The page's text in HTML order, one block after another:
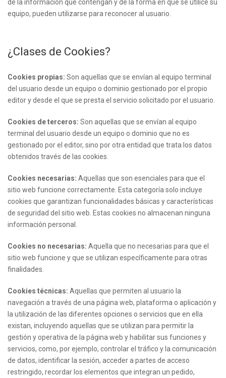
de la información que contengan y de la forma en que se utilice su
equipo, pueden utilizarse para reconocer al usuario.
¿Clases de Cookies?
Cookies propias: Son aquellas que se envían al equipo terminal
del usuario desde un equipo o dominio gestionado por el propio
editor y desde el que se presta el servicio solicitado por el usuario.
Cookies de terceros: Son aquellas que se envían al equipo
terminal del usuario desde un equipo o dominio que no es
gestionado por el editor, sino por otra entidad que trata los datos
obtenidos través de las cookies.
Cookies necesarias: Aquellas que son esenciales para que el
sitio web funcione correctamente. Esta categoría solo incluye
cookies que garantizan funcionalidades básicas y características
de seguridad del sitio web. Estas cookies no almacenan ninguna
información personal.
Cookies no necesarias: Aquella que no necesarias para que el
sitio web funcione y que se utilizan específicamente para otras
finalidades.
Cookies técnicas: Aquellas que permiten al usuario la
navegación a través de una página web, plataforma o aplicación y
la utilización de las diferentes opciones o servicios que en ella
existan, incluyendo aquellas que se utilizan para permitir la
gestión y operativa de la página web y habilitar sus funciones y
servicios, como, por ejemplo, controlar el tráfico y la comunicación
de datos, identificar la sesión, acceder a partes de acceso
restringido, recordar los elementos que integran un pedido,